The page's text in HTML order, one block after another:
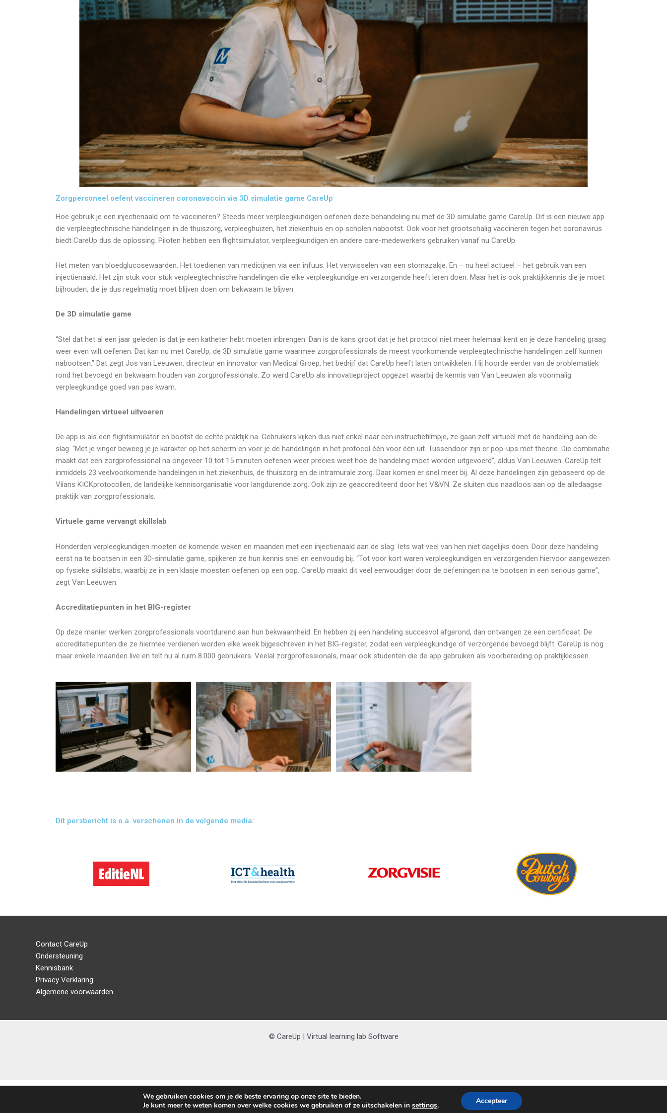
Zorgpersoneel oefent vaccineren coronavaccin via 3D simulatie game CareUp
Hoe gebruik je een injectienaald om te vaccineren? Steeds meer verpleegkundigen oefenen deze behandeling nu met de 3D simulatie game CareUp. Dit is een nieuwe app
die verpleegtechnische handelingen in de thuiszorg, verpleeghuizen, het ziekenhuis en op scholen nabootst. Ook voor het grootschalig vaccineren tegen het coronavirus
biedt CareUp dus de oplossing. Piloten hebben een flightsimulator, verpleegkundigen en andere care-medewerkers gebruiken vanaf nu CareUp.
Het meten van bloedglucosewaarden. Het toedienen van medicijnen via een infuus. Het verwisselen van een stomazakje. En – nu heel actueel – het gebruik van een
injectienaald. Het zijn stuk voor stuk verpleegtechnische handelingen die elke verpleegkundige en verzorgende heeft leren doen. Maar het is ook praktijkkennis die je moet
bijhouden, die je dus regelmatig moet blijven doen om bekwaam te blijven.
De 3D simulatie game
“Stel dat het al een jaar geleden is dat je een katheter hebt moeten inbrengen. Dan is de kans groot dat je het protocol niet meer helemaal kent en je deze handeling graag
weer even wilt oefenen. Dat kan nu met CareUp, de 3D simulatie game waarmee zorgprofessionals de meest voorkomende verpleegtechnische handelingen zelf kunnen
nabootsen.” Dat zegt Jos van Leeuwen, directeur en innovator van Medical Groep, het bedrijf dat CareUp heeft laten ontwikkelen. Hij hoorde eerder van de problematiek
rond het bevoegd en bekwaam houden van zorgprofessionals. Zo werd CareUp als innovatieproject opgezet waarbij de kennis van Van Leeuwen als voormalig
verpleegkundige goed van pas kwam.
Handelingen virtueel uitvoeren
De app is als een flightsimulator en bootst de echte praktijk na. Gebruikers kijken dus niet enkel naar een instructiefilmpje, ze gaan zelf virtueel met de handeling aan de
slag. “Met je vinger beweeg je je karakter op het scherm en voer je de handelingen in het protocol één voor één uit. Tussendoor zijn er pop-ups met theorie. Die combinatie
maakt dat een zorgprofessional na ongeveer 10 tot 15 minuten oefenen weer precies weet hoe de handeling moet worden uitgevoerd”, aldus Van Leeuwen. CareUp telt
inmiddels 23 veelvoorkomende handelingen in het ziekenhuis, de thuiszorg en de intramurale zorg. Daar komen er snel meer bij. Al deze handelingen zijn gebaseerd op de
Vilans KICKprotocollen, de landelijke kennisorganisatie voor langdurende zorg. Ook zijn ze geaccrediteerd door het V&VN. Ze sluiten dus naadloos aan op de alledaagse
praktijk van zorgprofessionals.
Virtuele game vervangt skillslab
Honderden verpleegkundigen moeten de komende weken en maanden met een injectienaald aan de slag. Iets wat veel van hen niet dagelijks doen. Door deze handeling
eerst na te bootsen in een 3D-simulatie game, spijkeren ze hun kennis snel en eenvoudig bij. “Tot voor kort waren verpleegkundigen en verzorgenden hiervoor aangewezen
op fysieke skillslabs, waarbij ze in een klasje moesten oefenen op een pop. CareUp maakt dit veel eenvoudiger door de oefeningen na te bootsen in een serious game”,
zegt Van Leeuwen.
Accreditatiepunten in het BIG-register
Op deze manier werken zorgprofessionals voortdurend aan hun bekwaamheid. En hebben zij een handeling succesvol afgerond, dan ontvangen ze een certificaat. De
accreditatiepunten die ze hiermee verdienen worden elke week bijgeschreven in het BIG-register, zodat een verpleegkundige of verzorgende bevoegd blijft. CareUp is nog
maar enkele maanden live en telt nu al ruim 8.000 gebruikers. Veelal zorgprofessionals, maar ook studenten die de app gebruiken als voorbereiding op praktijklessen.
Dit persbericht is o.a. verschenen in de volgende media:
Contact CareUp
Ondersteuning
Kennisbank
Privacy Verklaring
Algemene voorwaarden
© CareUp | Virtual learning lab Software
We gebruiken cookies om je de beste ervaring op onze site te bieden.
Je kunt meer te weten komen over welke cookies we gebruiken of ze uitschakelen insettings. Accepteer